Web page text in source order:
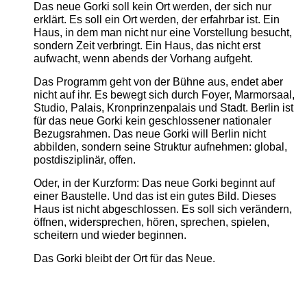
Das neue Gorki soll kein Ort werden, der sich nur
erklärt. Es soll ein Ort werden, der erfahrbar ist. Ein
Haus, in dem man nicht nur eine Vorstellung besucht,
sondern Zeit verbringt. Ein Haus, das nicht erst
aufwacht, wenn abends der Vorhang aufgeht.
Das Programm geht von der Bühne aus, endet aber
nicht auf ihr. Es bewegt sich durch Foyer, Marmorsaal,
Studio, Palais, Kronprinzenpalais und Stadt. Berlin ist
für das neue Gorki kein geschlossener nationaler
Bezugsrahmen. Das neue Gorki will Berlin nicht
abbilden, sondern seine Struktur aufnehmen: global,
postdisziplinär, offen.
Oder, in der Kurzform: Das neue Gorki beginnt auf
einer Baustelle. Und das ist ein gutes Bild. Dieses
Haus ist nicht abgeschlossen. Es soll sich verändern,
öffnen, widersprechen, hören, sprechen, spielen,
scheitern und wieder beginnen.
Das Gorki bleibt der Ort für das Neue.